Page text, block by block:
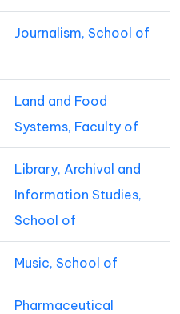
Journalism, School of
Land and Food
Systems, Faculty of
Library, Archival and
Information Studies,
School of
Music, School of
Pharmaceutical